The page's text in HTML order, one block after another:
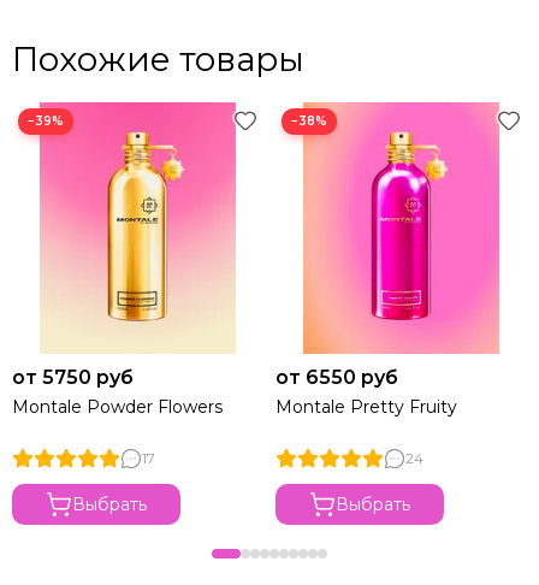
Похожие товары
−39%
от 5750 руб
Montale Powder Flowers
17
Выбрать
−38%
от 6550 руб
Montale Pretty Fruity
24
Выбрать